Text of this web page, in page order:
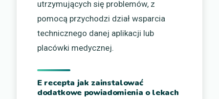
utrzymujących się problemów, z
pomocą przychodzi dział wsparcia
technicznego danej aplikacji lub
placówki medycznej.
E recepta jak zainstalować
dodatkowe powiadomienia o lekach